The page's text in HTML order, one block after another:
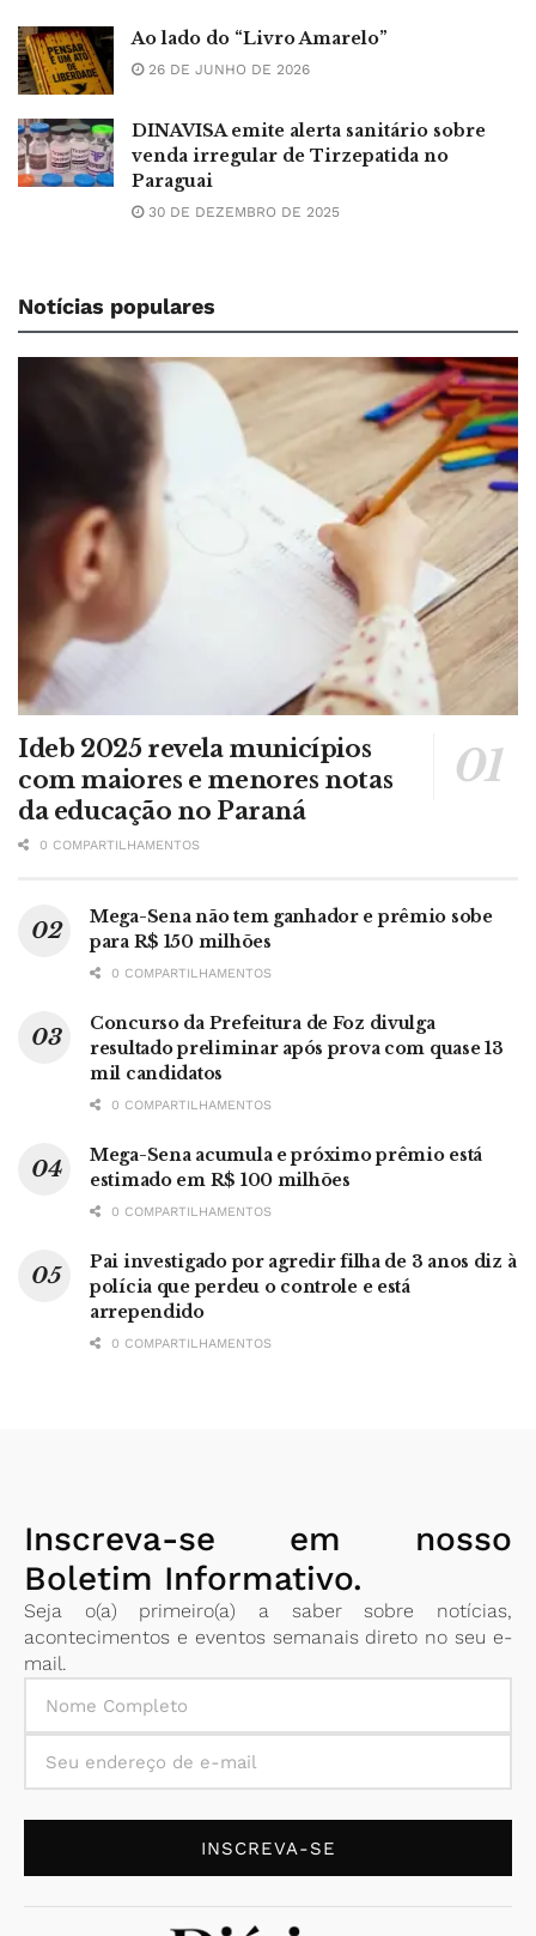
Ao lado do “Livro Amarelo”
26 DE JUNHO DE 2026
DINAVISA emite alerta sanitário sobre
venda irregular de Tirzepatida no
Paraguai
30 DE DEZEMBRO DE 2025
Notícias populares
Ideb 2025 revela municípios
com maiores e menores notas
da educação no Paraná
0 COMPARTILHAMENTOS
Mega-Sena não tem ganhador e prêmio sobe
para R$ 150 milhões
0 COMPARTILHAMENTOS
Concurso da Prefeitura de Foz divulga
resultado preliminar após prova com quase 13
mil candidatos
0 COMPARTILHAMENTOS
Mega-Sena acumula e próximo prêmio está
estimado em R$ 100 milhões
0 COMPARTILHAMENTOS
Pai investigado por agredir filha de 3 anos diz à
polícia que perdeu o controle e está
arrependido
0 COMPARTILHAMENTOS
Inscreva-se em nosso
Boletim Informativo.
Seja o(a) primeiro(a) a saber sobre notícias,
acontecimentos e eventos semanais direto no seu e-
mail.
INSCREVA-SE